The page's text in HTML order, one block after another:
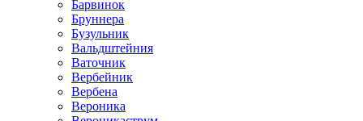
Барвинок
Бруннера
Бузульник
Вальдштейния
Ваточник
Вербейник
Вербена
Вероника